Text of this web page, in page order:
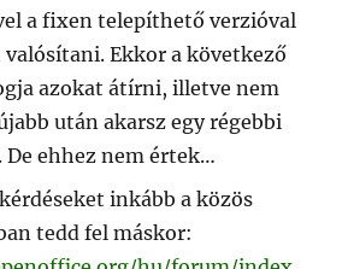
a fixen telepíthető verzióval
valósítani. Ekkor a következő
azokat átírni, illetve nem
után akarsz egy régebbi
ehhez nem értek…
inkább a közös
tedd fel máskor: